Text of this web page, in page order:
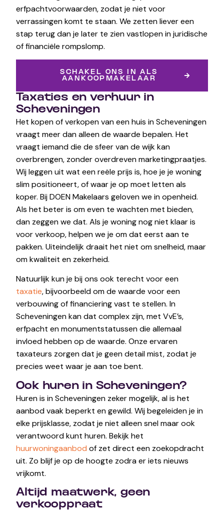
erfpachtvoorwaarden, zodat je niet voor
verrassingen komt te staan. We zetten liever een
stap terug dan je later te zien vastlopen in juridische
of financiële rompslomp.
SCHAKEL ONS IN ALS
AANKOOPMAKELAAR
Taxaties en verhuur in
Scheveningen
Het kopen of verkopen van een huis in Scheveningen
vraagt meer dan alleen de waarde bepalen. Het
vraagt iemand die de sfeer van de wijk kan
overbrengen, zonder overdreven marketingpraatjes.
Wij leggen uit wat een reële prijs is, hoe je je woning
slim positioneert, of waar je op moet letten als
koper. Bij DOEN Makelaars geloven we in openheid.
Als het beter is om even te wachten met bieden,
dan zeggen we dat. Als je woning nog niet klaar is
voor verkoop, helpen we je om dat eerst aan te
pakken. Uiteindelijk draait het niet om snelheid, maar
om kwaliteit en zekerheid.
Natuurlijk kun je bij ons ook terecht voor een
taxatie, bijvoorbeeld om de waarde voor een
verbouwing of financiering vast te stellen. In
Scheveningen kan dat complex zijn, met VvE’s,
erfpacht en monumentstatussen die allemaal
invloed hebben op de waarde. Onze ervaren
taxateurs zorgen dat je geen detail mist, zodat je
precies weet waar je aan toe bent.
Ook huren in Scheveningen?
Huren is in Scheveningen zeker mogelijk, al is het
aanbod vaak beperkt en gewild. Wij begeleiden je in
elke prijsklasse, zodat je niet alleen snel maar ook
verantwoord kunt huren. Bekijk het
huurwoningaanbod of zet direct een zoekopdracht
uit. Zo blijf je op de hoogte zodra er iets nieuws
vrijkomt.
Altijd maatwerk, geen
verkooppraat